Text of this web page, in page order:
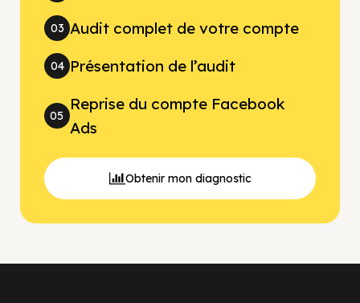
03 Audit complet de votre compte
04 Présentation de l’audit
05
Reprise du compte Facebook
Ads
Obtenir mon diagnostic